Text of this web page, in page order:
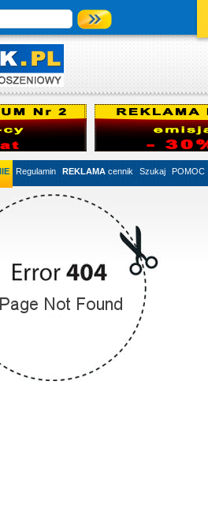
Regulamin REKLAMA cennik Szukaj POMOC